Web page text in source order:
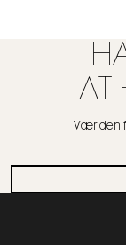
AT
Vær den